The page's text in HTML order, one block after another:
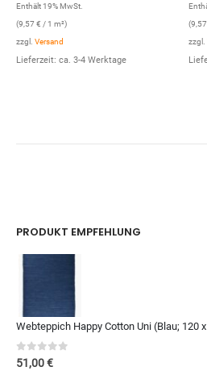
Enthält 19% MwSt.
(9,57 € / 1 m²)
zzgl. Versand
Lieferzeit: ca. 3-4 Werktage
(9,57
zzgl.
PRODUKT EMPFEHLUNG
Webteppich Happy Cotton Uni (Blau; 120
0out of 5
51,00€